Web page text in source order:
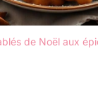
de Noël aux